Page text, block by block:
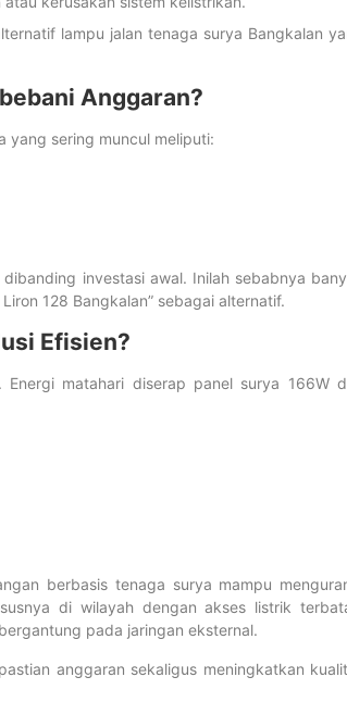
lampu jalan tenaga surya Bangkalan
Anggaran?
yang sering muncul meliputi:
investasi awal. Inilah sebabnya
128 Bangkalan” sebagai alternatif.
Efisien?
matahari diserap panel surya 166W
berbasis tenaga surya mampu
di wilayah dengan akses listrik
pada jaringan eksternal.
anggaran sekaligus meningkatkan